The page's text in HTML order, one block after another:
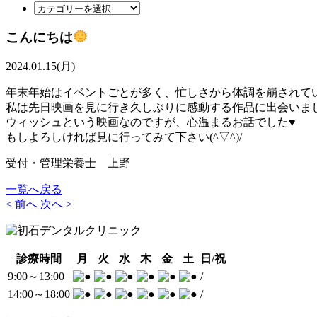
こんにちは
2024.01.15(月)
年末年始はイベントごとが多く、忙しさから体調を崩されて
私は先日映画を見に行き久しぶりに感動する作品に出会いま
ウィッシュという映画なのですが、心温まるお話でした♥
もしよろしければ見に行ってみて下さい(^▽^)/
受付・管理栄養士 上野
一覧へ戻る
< 前へ 次へ >
診療時間 月 火 水 木 金 土
日/祝
9:00～13:00
/
14:00～ 18:00 /